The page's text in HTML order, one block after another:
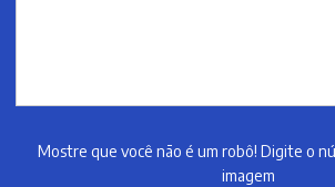
Mostre que você não é um robô! Digite o
imagem